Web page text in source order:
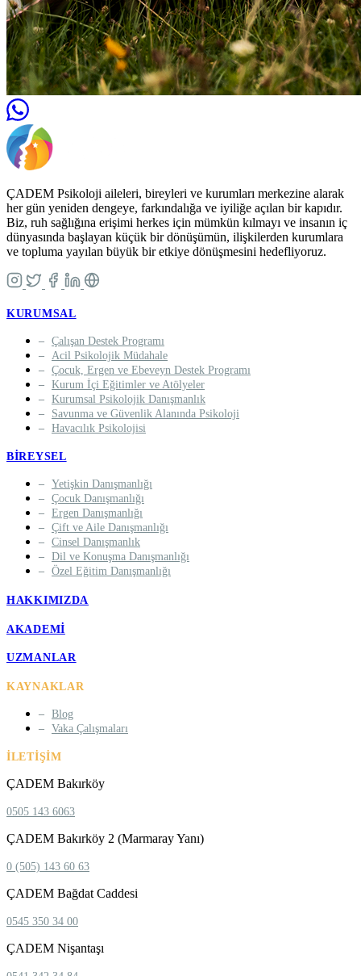
ÇADEM Psikoloji aileleri, bireyleri ve kurumları merkezine alarak
her gün yeniden dengeye, farkındalığa ve iyiliğe açılan bir kapıdır.
Biz, ruh sağlığına erişimi herkes için mümkün kılmayı ve insanın iç
dünyasında başlayan küçük bir dönüşümün, ilişkilerden kurumlara
ve topluma yayılan büyük bir etkiye dönüşmesini hedefliyoruz.
KURUMSAL
Çalışan Destek Programı
Acil Psikolojik Müdahale
Çocuk, Ergen ve Ebeveyn Destek Programı
Kurum İçi Eğitimler ve Atölyeler
Kurumsal Psikolojik Danışmanlık
Savunma ve Güvenlik Alanında Psikoloji
Havacılık Psikolojisi
BIREYSEL
Yetişkin Danışmanlığı
Çocuk Danışmanlığı
Ergen Danışmanlığı
Çift ve Aile Danışmanlığı
Cinsel Danışmanlık
Dil ve Konuşma Danışmanlığı
Özel Eğitim Danışmanlığı
HAKKIMIZDA
AKADEMI
UZMANLAR
KAYNAKLAR
Blog
Vaka Çalışmaları
İLETIŞIM
ÇADEM Bakırköy
0505 143 6063
ÇADEM Bakırköy 2 (Marmaray Yanı)
0 (505) 143 60 63
ÇADEM Bağdat Caddesi
0545 350 34 00
ÇADEM Nişantaşı